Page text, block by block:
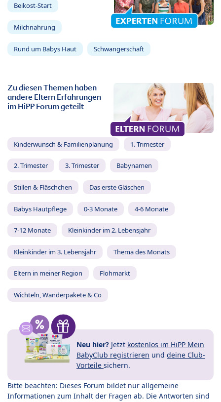
Beikost-Start
Milchnahrung
Rund um Babys Haut Schwangerschaft
Zu diesen Themen haben
andere Eltern Erfahrungen
im HiPP Forum geteilt
Kinderwunsch & Familienplanung 1. Trimester
2. Trimester 3. Trimester Babynamen
Stillen & Fläschchen Das erste Gläschen
Babys Hautpflege 0-3 Monate 4-6 Monate
7-12 Monate Kleinkinder im 2. Lebensjahr
Kleinkinder im 3. Lebensjahr Thema des Monats
Eltern in meiner Region Flohmarkt
Wichteln, Wanderpakete & Co
Neu hier? Jetzt kostenlos im HiPP Mein
BabyClub registrieren und deine Club-
Vorteile sichern.
Bitte beachten: Dieses Forum bildet nur allgemeine
Informationen zum Inhalt der Fragen ab. Die Antworten sind